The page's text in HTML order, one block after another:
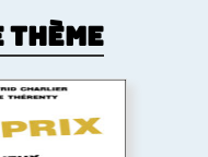
thème